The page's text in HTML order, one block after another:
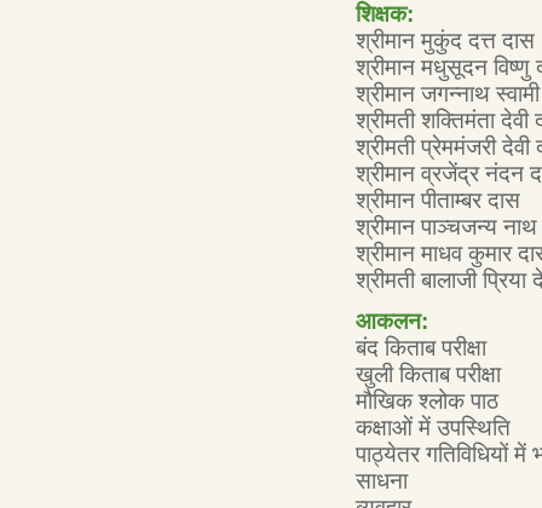
शिक्षक:
श्रीमान मुकुंद दत्त दास
श्रीमान मधुसूदन विष्णु
श्रीमान जगन्नाथ
श्रीमती शक्तिमंता देवी
श्रीमती प्रेममंजरी देवी
श्रीमान व्रजेंद्र नंदन
श्रीमान पीताम्बर दास
श्रीमान पाञ्चजन्य
श्रीमान माधव कुमार
श्रीमती बालाजी प्रिया
आकलन:
बंद किताब परीक्षा
खुली किताब परीक्षा
मौखिक श्लोक पाठ
कक्षाओं में उपस्थिति
पाठ्येतर गतिविधियों में
साधना